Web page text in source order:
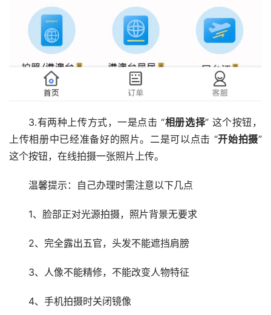
3.有两种上传方式，一是点击 “相册选择” 这个按钮，
上传相册中已经准备好的照片。二是可以点击 “开始拍摄”
这个按钮，在线拍摄一张照片上传。
温馨提示：自己办理时需注意以下几点
1、脸部正对光源拍摄，照片背景无要求
2、完全露出五官，头发不能遮挡肩膀
3、人像不能精修，不能改变人物特征
4、手机拍摄时关闭镜像